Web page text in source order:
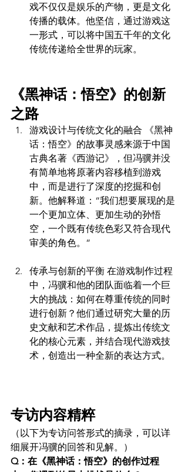
戏不仅仅是娱乐的产物，更是文化
传播的载体。他坚信，通过游戏这
一形式，可以将中国五千年的文化
传统传递给全世界的玩家。
《黑神话：悟空》的创新
之路
游戏设计与传统文化的融合 《黑神
话：悟空》的故事灵感来源于中国
古典名著《西游记》，但冯骥并没
有简单地将原著内容移植到游戏
中，而是进行了深度的挖掘和创
新。他解释道：“我们想要展现的是
一个更加立体、更加生动的孙悟
空，一个既有传统色彩又符合现代
审美的角色。”
传承与创新的平衡 在游戏制作过程
中，冯骥和他的团队面临着一个巨
大的挑战：如何在尊重传统的同时
进行创新？他们通过研究大量的历
史文献和艺术作品，提炼出传统文
化的核心元素，并结合现代游戏技
术，创造出一种全新的表达方式。
专访内容精粹
（以下为专访问答形式的摘录，可以详
细展开冯骥的回答和见解。）
Q：在《黑神话：悟空》的创作过程